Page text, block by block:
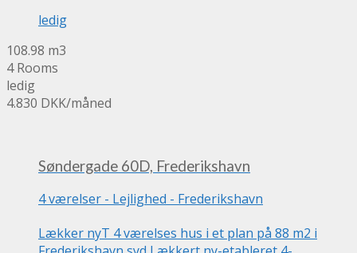
ledig
108.98 m3
4 Rooms
ledig
4.830 DKK/måned
Søndergade 60D, Frederikshavn
4 værelser - Lejlighed - Frederikshavn
Lækker nyT 4 værelses hus i et plan på 88 m2 i